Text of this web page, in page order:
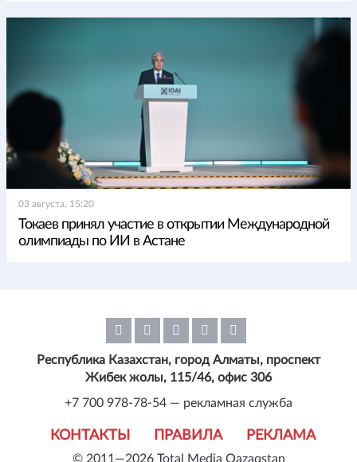
03 августа, 15:20
Токаев принял участие в открытии Международной
олимпиады по ИИ в Астане
© 2011—2026 Total Media Qazaqstan
КОНТАКТЫ ПРАВИЛА РЕКЛАМА
Республика Казахстан, город Алматы, проспект
Жибек жолы, 115/46, офис 306
+7 700 978-78-54 — рекламная служба